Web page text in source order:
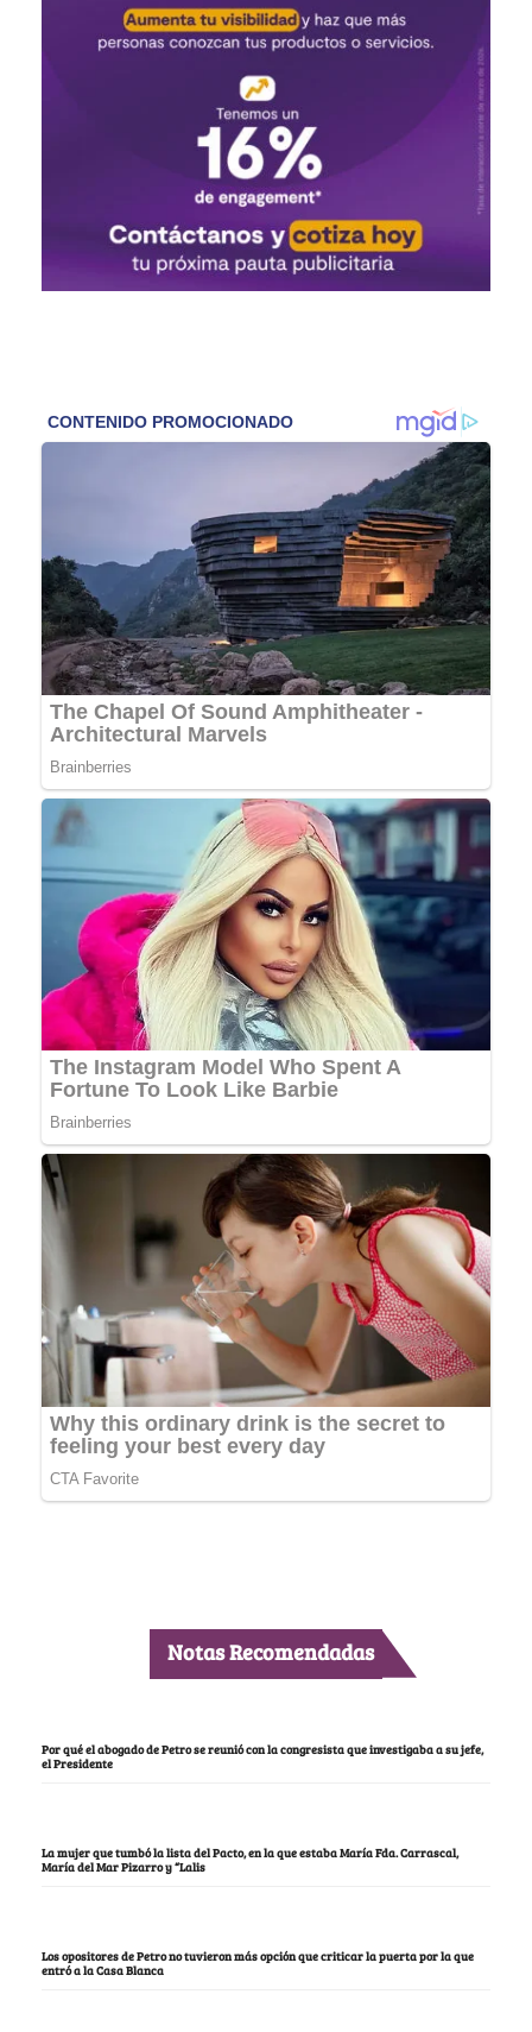
Notas Recomendadas
Por qué el abogado de Petro se reunió con la congresista que investigaba a su jefe,
el Presidente
La mujer que tumbó la lista del Pacto, en la que estaba María Fda. Carrascal,
María del Mar Pizarro y “Lalis
Los opositores de Petro no tuvieron más opción que criticar la puerta por la que
entró a la Casa Blanca